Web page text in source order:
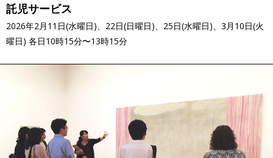
託児サービス
2026年2月11日(水曜日)、22日(日曜日)、25日(水曜日)、3月10日(火
曜日) 各日10時15分〜13時15分